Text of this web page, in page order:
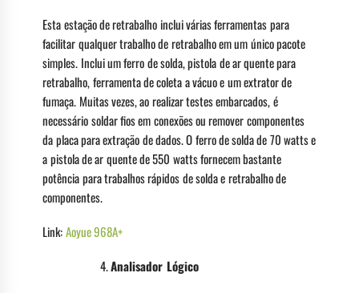
Esta estação de retrabalho inclui várias ferramentas para
facilitar qualquer trabalho de retrabalho em um único pacote
simples. Inclui um ferro de solda, pistola de ar quente para
retrabalho, ferramenta de coleta a vácuo e um extrator de
fumaça. Muitas vezes, ao realizar testes embarcados, é
necessário soldar fios em conexões ou remover componentes
da placa para extração de dados. O ferro de solda de 70 watts e
a pistola de ar quente de 550 watts fornecem bastante
potência para trabalhos rápidos de solda e retrabalho de
componentes.
Link:Aoyue 968A+
Analisador Lógico